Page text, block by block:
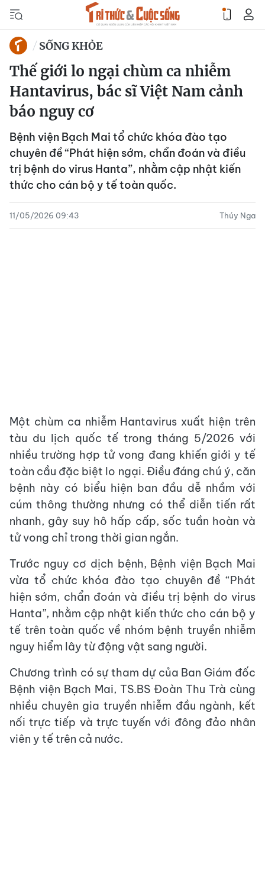
SỐNG KHỎE
Thế giới lo ngại chùm ca nhiễm
Hantavirus, bác sĩ Việt Nam cảnh
báo nguy cơ
Bệnh viện Bạch Mai tổ chức khóa đào tạo
chuyên đề “Phát hiện sớm, chẩn đoán và điều
trị bệnh do virus Hanta”, nhằm cập nhật kiến
thức cho cán bộ y tế toàn quốc.
11/05/2026 09:43 Thúy Nga
Một chùm ca nhiễm Hantavirus xuất hiện trên
tàu du lịch quốc tế trong tháng 5/2026 với
nhiều trường hợp tử vong đang khiến giới y tế
toàn cầu đặc biệt lo ngại. Điều đáng chú ý, căn
bệnh này có biểu hiện ban đầu dễ nhầm với
cúm thông thường nhưng có thể diễn tiến rất
nhanh, gây suy hô hấp cấp, sốc tuần hoàn và
tử vong chỉ trong thời gian ngắn.
Trước nguy cơ dịch bệnh, Bệnh viện Bạch Mai
vừa tổ chức khóa đào tạo chuyên đề “Phát
hiện sớm, chẩn đoán và điều trị bệnh do virus
Hanta”, nhằm cập nhật kiến thức cho cán bộ y
tế trên toàn quốc về nhóm bệnh truyền nhiễm
nguy hiểm lây từ động vật sang người.
Chương trình có sự tham dự của Ban Giám đốc
Bệnh viện Bạch Mai, TS.BS Đoàn Thu Trà cùng
nhiều chuyên gia truyền nhiễm đầu ngành, kết
nối trực tiếp và trực tuyến với đông đảo nhân
viên y tế trên cả nước.